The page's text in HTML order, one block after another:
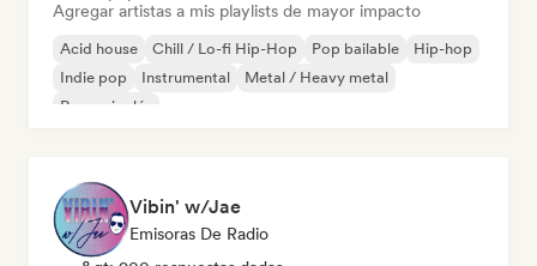
Agregar artistas a mis playlists de mayor impacto
Acid house Chill / Lo-fi Hip-Hop Pop bailable
Hip-hop
Indie pop
Instrumental
Metal / Heavy metal
Rap en inglés
Vibin' w/Jae
Emisoras De Radio